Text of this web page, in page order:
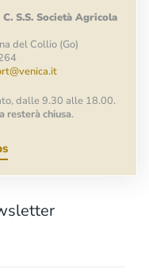
C. S.S. Società Agricola
del Collio (Go)
dalle 9.30 alle 18.00.
resterà chiusa.